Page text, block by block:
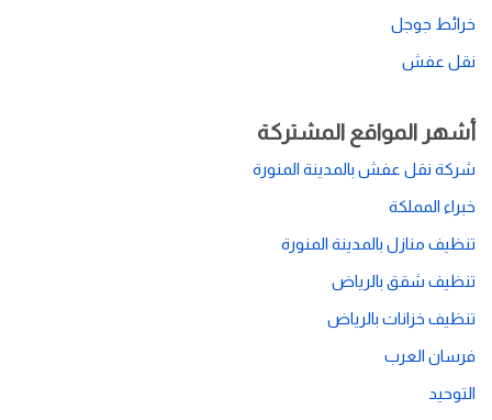
خرائط جوجل
نقل عفش
أشهر المواقع المشتركة
شركة نقل عفش بالمدينة المنورة
خبراء المملكة
تنظيف منازل بالمدينة المنورة
تنظيف شقق بالرياض
تنظيف خزانات بالرياض
فرسان العرب
التوحيد